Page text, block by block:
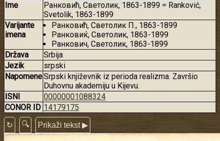
Ime
Ранковић, Светолик, 1863-1899 = Ranković,
Svetolik, 1863-1899
Varijante
imena
Ранковић, Светолик П., 1863-1899
Ранковиќ, Светолик, 1863-1899
Ранкович, Светолик, 1863-1899
Država
Srbija
Jezik
srpski
NapomeneSrpski književnik iz perioda realizma. Završio
Duhovnu akademiju u Kijevu.
ISNI
00000001088324
CONOR ID 14179175